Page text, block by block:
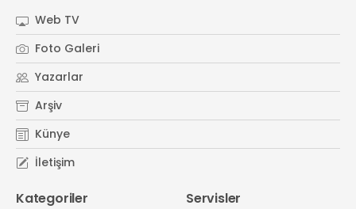
Web TV
Foto Galeri
Yazarlar
Arşiv
Künye
İletişim
Kategoriler Servisler